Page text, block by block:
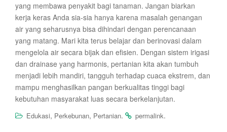
yang membawa penyakit bagi tanaman. Jangan biarkan
kerja keras Anda sia-sia hanya karena masalah genangan
air yang seharusnya bisa dihindari dengan perencanaan
yang matang. Mari kita terus belajar dan berinovasi dalam
mengelola air secara bijak dan efisien. Dengan sistem irigasi
dan drainase yang harmonis, pertanian kita akan tumbuh
menjadi lebih mandiri, tangguh terhadap cuaca ekstrem, dan
mampu menghasilkan pangan berkualitas tinggi bagi
kebutuhan masyarakat luas secara berkelanjutan.
Edukasi, Perkebunan, Pertanian. permalink.